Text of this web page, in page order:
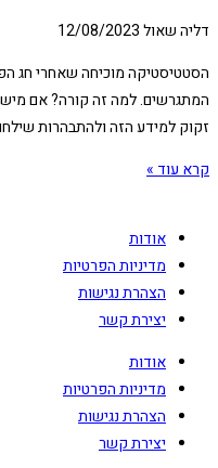
דליה שאול12/08/2023
הסטטיסטיקה מוכיחה שאחרי חג
המתגרשים. למה זה קורה? אם
זקוק למידע הזה ולהתבהרות
קרא עוד »
אודות
מדיניות הפרטיות
הצהרת נגישות
יצירת קשר
אודות
מדיניות הפרטיות
הצהרת נגישות
יצירת קשר